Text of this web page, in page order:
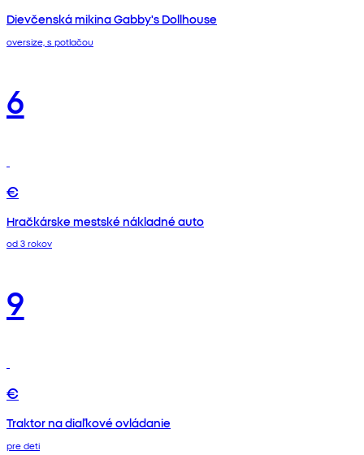
Dievčenská mikina Gabby's Dollhouse
oversize, s potlačou
6
€
Hračkárske mestské nákladné auto
od 3 rokov
9
€
Traktor na diaľkové ovládanie
pre deti